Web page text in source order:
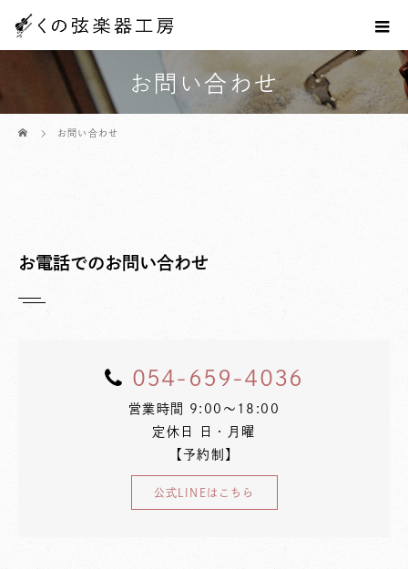
お問い合わせ
お問い合わせ
お電話でのお問い合わせ
054-659-4036
営業時間 9:00〜18:00
定休日 日・月曜
【予約制】
公式LINEはこちら